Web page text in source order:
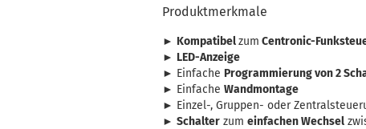
Produktmerkmale
► Kompatibelzum Centronic-
► LED-Anzeige
► Einfache Programmierung von 2
► Einfache Wandmontage
► Einzel-, Gruppen- oder
► Schalter zum einfachen Wechsel